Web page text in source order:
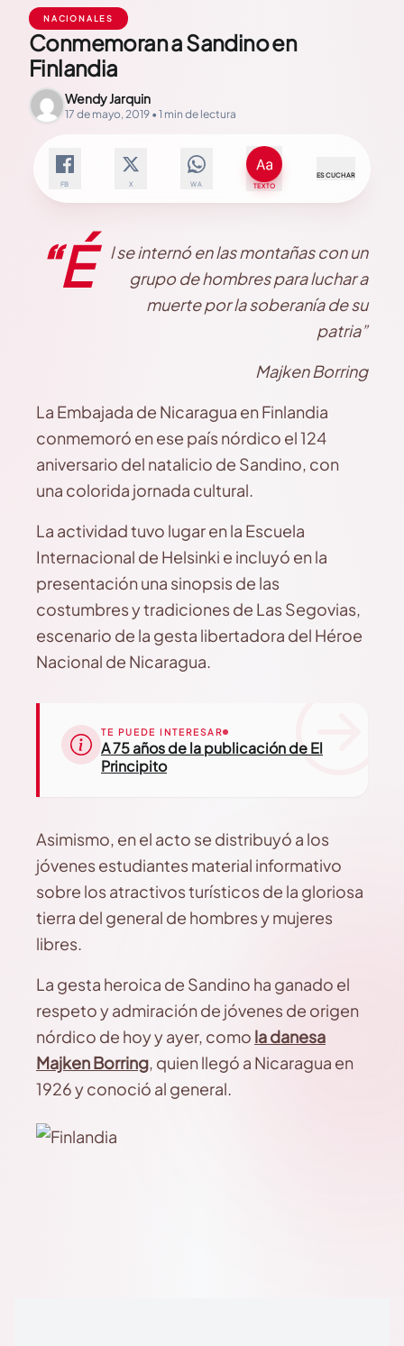
NACIONALES
Conmemoran a Sandino en
Finlandia
Wendy Jarquin
17 de mayo, 2019 • 1 min de lectura
FB X WA TEXTO
ESCUCHAR
“É
l se internó en las montañas con un
grupo de hombres para luchar a
muerte por la soberanía de su
patria”
Majken Borring
La Embajada de Nicaragua en Finlandia
conmemoró en ese país nórdico el 124
aniversario del natalicio de Sandino, con
una colorida jornada cultural.
La actividad tuvo lugar en la Escuela
Internacional de Helsinki e incluyó en la
presentación una sinopsis de las
costumbres y tradiciones de Las Segovias,
escenario de la gesta libertadora del Héroe
Nacional de Nicaragua.
TE PUEDE INTERESAR
A 75 años de la publicación de El
Principito
Asimismo, en el acto se distribuyó a los
jóvenes estudiantes material informativo
sobre los atractivos turísticos de la gloriosa
tierra del general de hombres y mujeres
libres.
La gesta heroica de Sandino ha ganado el
respeto y admiración de jóvenes de origen
nórdico de hoy y ayer, como la danesa
Majken Borring, quien llegó a Nicaragua en
1926 y conoció al general.